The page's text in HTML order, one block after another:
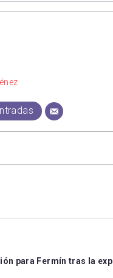
para Fermín tras la